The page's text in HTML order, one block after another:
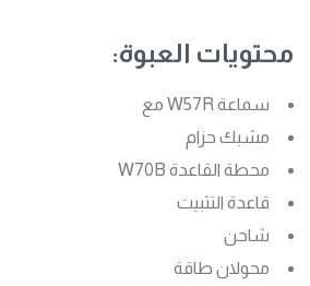
محتويات العبوة:
سماعة W57R مع
مشبك حزام
محطة القاعدة W70B
قاعدة التثبيت
شاحن
محولان طاقة